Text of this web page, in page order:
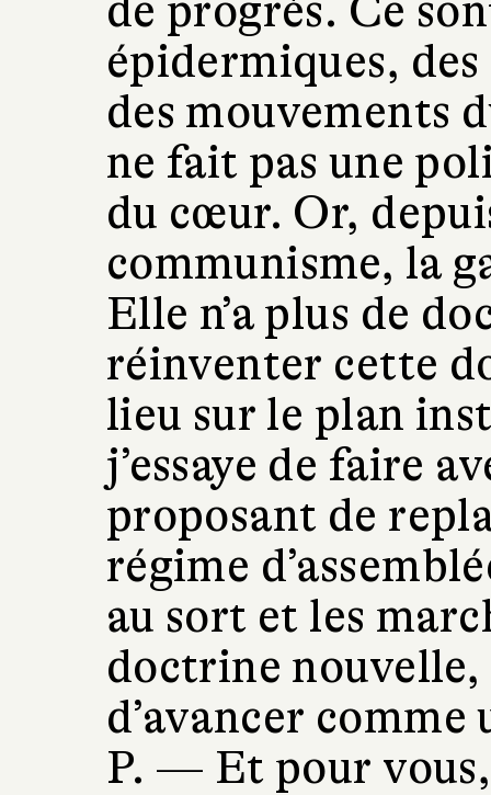
de progrès. Ce
épidermiques,
des mouvements
ne fait pas une
du cœur. Or,
communisme, la
Elle n’a plus de
réinventer cette
lieu sur le plan
j’essaye de faire
proposant de
régime
au sort et les
doctrine
d’avancer
P. — Et pour